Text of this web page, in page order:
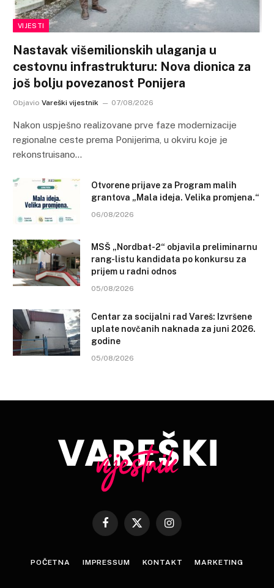
VIJESTI
Nastavak višemilionskih ulaganja u
cestovnu infrastrukturu: Nova dionica za
još bolju povezanost Ponijera
Objavio Vareški vijestnik 07/08/2026
Nakon uspješno realizovane prve faze modernizacije
regionalne ceste prema Ponijerima, u okviru koje je
rekonstruisano…
Otvorene prijave za Program malih
grantova „Mala ideja. Velika promjena.“
06/08/2026
MSŠ „Nordbat-2“ objavila preliminarnu
rang-listu kandidata po konkursu za
prijem u radni odnos
05/08/2026
Centar za socijalni rad Vareš: Izvršene
uplate novčanih naknada za juni 2026.
godine
05/08/2026
Facebook
X
Instagram
POČETNA IMPRESSUM KONTAKT MARKETING